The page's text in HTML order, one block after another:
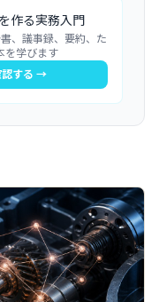
作る実務入門
、議事録、要約、た
を学びます
認する →